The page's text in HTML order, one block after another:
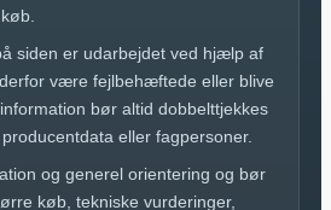
siden er udarbejdet ved hjælp af
være fejlbehæftede eller blive
bør altid dobbelttjekkes
eller fagpersoner.
og generel orientering og bør
køb, tekniske vurderinger,